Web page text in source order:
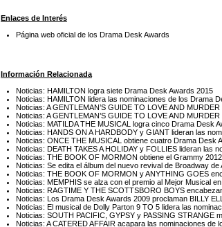
Enlaces de Interés
Página web oficial de los Drama Desk Awards
Información Relacionada
Noticias: HAMILTON logra siete Drama Desk Awards 2015
Noticias: HAMILTON lidera las nominaciones de los Drama
Noticias: A GENTLEMAN’S GUIDE TO LOVE AND
Noticias: A GENTLEMAN’S GUIDE TO LOVE AND
Noticias: MATILDA THE MUSICAL logra cinco Drama Desk
Noticias: HANDS ON A HARDBODY y GIANT lideran las
Noticias: ONCE THE MUSICAL obtiene cuatro Drama Desk
Noticias: DEATH TAKES A HOLIDAY y FOLLIES lideran las
Noticias: THE BOOK OF MORMON obtiene el Grammy
Noticias: Se edita el álbum del nuevo revival de Broadway
Noticias: THE BOOK OF MORMON y ANYTHING GOES
Noticias: MEMPHIS se alza con el premio al Mejor Musical
Noticias: RAGTIME Y THE SCOTTSBORO BOYS
Noticias: Los Drama Desk Awards 2009 proclaman BILLY
Noticias: El musical de Dolly Parton 9 TO 5 lidera las
Noticias: SOUTH PACIFIC, GYPSY y PASSING STRANGE
Noticias: A CATERED AFFAIR acapara las nominaciones de